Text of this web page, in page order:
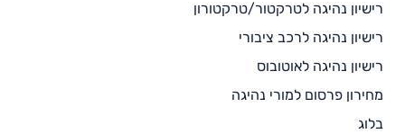
רישיון נהיגה לטרקטור/טרקטורון
רישיון נהיגה לרכב ציבורי
רישיון נהיגה לאוטובוס
מחירון פרסום למורי נהיגה
בלוג